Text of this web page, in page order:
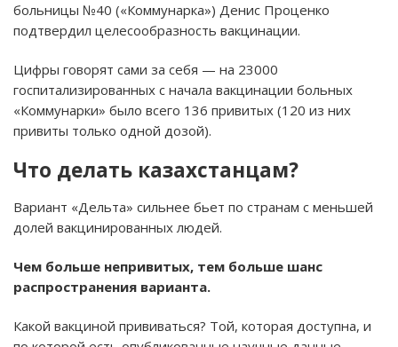
больницы №40 («Коммунарка») Денис Проценко
подтвердил целесообразность вакцинации.
Цифры говорят сами за себя — на 23000
госпитализированных с начала вакцинации больных
«Коммунарки» было всего 136 привитых (120 из них
привиты только одной дозой).
Что делать казахстанцам?
Вариант «Дельта» сильнее бьет по странам с меньшей
долей вакцинированных людей.
Чем больше непривитых, тем больше шанс
распространения варианта.
Какой вакциной прививаться? Той, которая доступна, и